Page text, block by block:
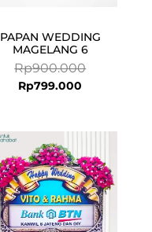
PAPAN WEDDING
MAGELANG 6
Rp900.000
Rp799.000